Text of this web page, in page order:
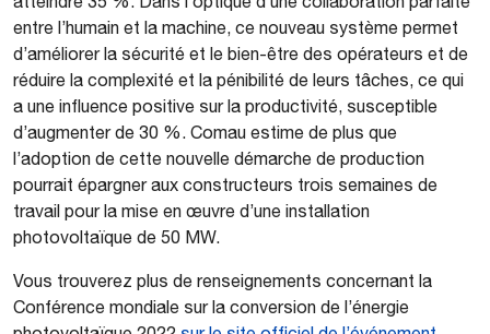
entre l’humain et la machine, ce nouveau système permet
d’améliorer la sécurité et le bien-être des opérateurs et de
réduire la complexité et la pénibilité de leurs tâches, ce qui
a une influence positive sur la productivité, susceptible
d’augmenter de 30 %. Comau estime de plus que
l’adoption de cette nouvelle démarche de production
pourrait épargner aux constructeurs trois semaines de
travail pour la mise en œuvre d’une installation
photovoltaïque de 50 MW.
Vous trouverez plus de renseignements concernant la
Conférence mondiale sur la conversion de l’énergie